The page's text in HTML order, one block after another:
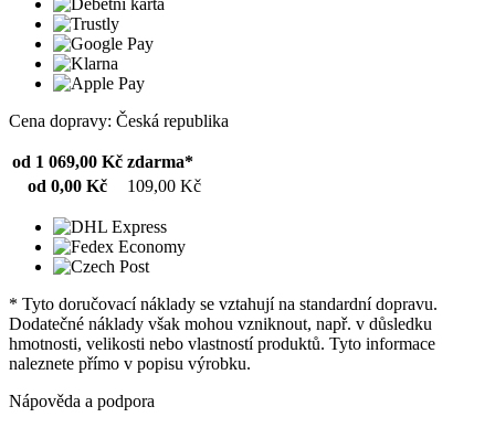
Cena dopravy: Česká republika
od 1 069,00 Kč zdarma*
od 0,00 Kč
109,00 Kč
* Tyto doručovací náklady se vztahují na standardní dopravu.
Dodatečné náklady však mohou vzniknout, např. v důsledku
hmotnosti, velikosti nebo vlastností produktů. Tyto informace
naleznete přímo v popisu výrobku.
Nápověda a podpora